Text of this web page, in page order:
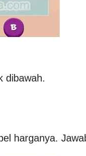
dibawah.
harganya.